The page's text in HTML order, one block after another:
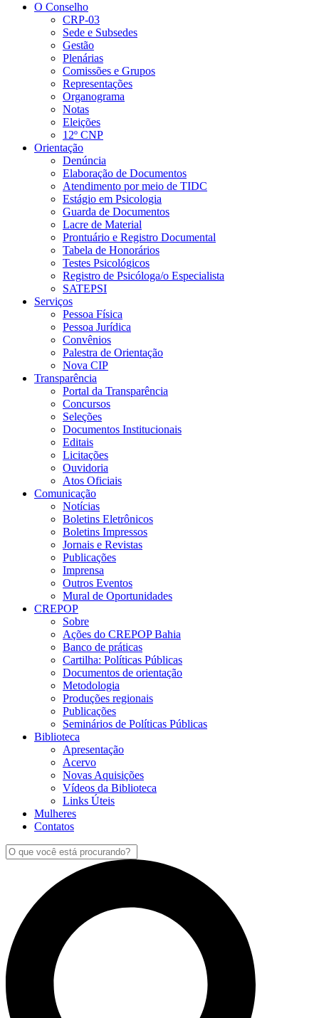
O Conselho
CRP-03
Sede e Subsedes
Gestão
Plenárias
Comissões e Grupos
Representações
Organograma
Notas
Eleições
12º CNP
Orientação
Denúncia
Elaboração de Documentos
Atendimento por meio de TIDC
Estágio em Psicologia
Guarda de Documentos
Lacre de Material
Prontuário e Registro Documental
Tabela de Honorários
Testes Psicológicos
Registro de Psicóloga/o Especialista
SATEPSI
Serviços
Pessoa Física
Pessoa Jurídica
Convênios
Palestra de Orientação
Nova CIP
Transparência
Portal da Transparência
Concursos
Seleções
Documentos Institucionais
Editais
Licitações
Ouvidoria
Atos Oficiais
Comunicação
Notícias
Boletins Eletrônicos
Boletins Impressos
Jornais e Revistas
Publicações
Imprensa
Outros Eventos
Mural de Oportunidades
CREPOP
Sobre
Ações do CREPOP Bahia
Banco de práticas
Cartilha: Políticas Públicas
Documentos de orientação
Metodologia
Produções regionais
Publicações
Seminários de Políticas Públicas
Biblioteca
Apresentação
Acervo
Novas Aquisições
Vídeos da Biblioteca
Links Úteis
Mulheres
Contatos